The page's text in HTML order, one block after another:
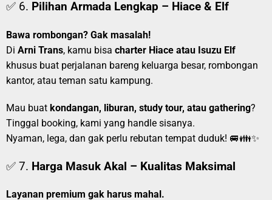
✅ 6. Pilihan Armada Lengkap – Hiace & Elf
Bawa rombongan? Gak masalah!
Di Arni Trans, kamu bisa charter Hiace atau Isuzu Elf
khusus buat perjalanan bareng keluarga besar, rombongan
kantor, atau teman satu kampung.
Mau buat kondangan, liburan, study tour, atau gathering?
Tinggal booking, kami yang handle sisanya.
Nyaman, lega, dan gak perlu rebutan tempat duduk! 🚐👪✨
✅ 7. Harga Masuk Akal – Kualitas Maksimal
Layanan premium gak harus mahal.